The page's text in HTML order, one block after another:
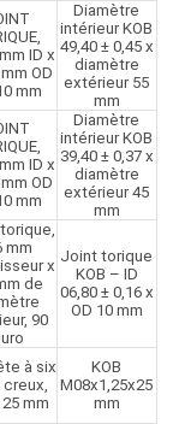
ID x
OD
mm
Diamètre
intérieur KOB
49,40 ± 0,45 x
diamètre
extérieur 55
mm
ID x
OD
mm
Diamètre
intérieur KOB
39,40 ± 0,37 x
diamètre
extérieur 45
mm
mm
x
de
90
Joint torique
KOB – ID
06,80 ± 0,16 x
OD 10 mm
à six
creux,
mm
KOB
M08x1,25x25
mm